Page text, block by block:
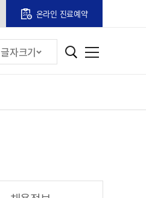
온라인 진료예약
글자크기